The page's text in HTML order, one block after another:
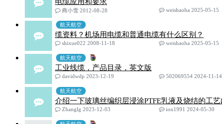
电缆应用和要求
商小雪 2012-08-28
weishaoha 2025-05-15
航天航空
缆资料？机场用电缆和普通电缆有什么区别？
shixue022 2008-11-18
weishaoha 2025-05-15
航天航空
工业线缆，产品目录，英文版
davidwdp 2023-12-19
502069554 2024-11-14
航天航空
介绍一下玻璃丝编织层浸涂PTFE乳液及烧结的工艺
Zhanglg 2023-12-03
ion1991 2024-05-30